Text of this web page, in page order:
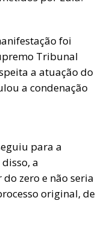
foi
Tribunal
a atuação do
a condenação
para a
a
zero e não seria
original, de